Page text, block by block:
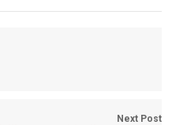
Next Post